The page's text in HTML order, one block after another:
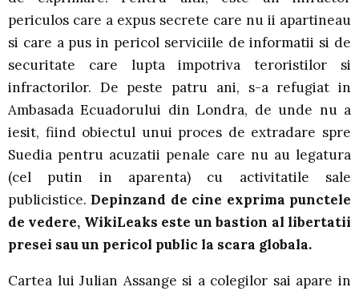
periculos care a expus secrete care nu ii apartineau
si care a pus in pericol serviciile de informatii si de
securitate care lupta impotriva teroristilor si
infractorilor. De peste patru ani, s-a refugiat in
Ambasada Ecuadorului din Londra, de unde nu a
iesit, fiind obiectul unui proces de extradare spre
Suedia pentru acuzatii penale care nu au legatura
(cel putin in aparenta) cu activitatile sale
publicistice. Depinzand de cine exprima punctele
de vedere, WikiLeaks este un bastion al libertatii
presei sau un pericol public la scara globala.
Cartea lui Julian Assange si a colegilor sai apare in